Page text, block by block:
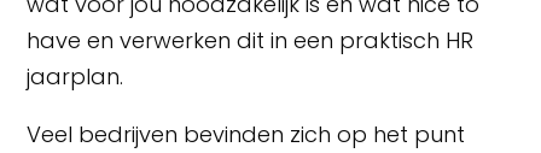
have en verwerken dit in een praktisch HR
jaarplan.
Veel bedrijven bevinden zich op het punt